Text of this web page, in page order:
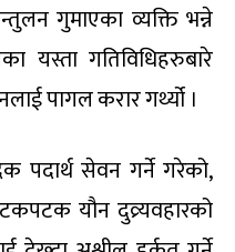
गुमाएका व्यक्ति भन्ने
यस्ता गतिविधिहरुबारे
पागल करार गर्थ्यो ।
पदार्थ सेवन गर्ने गरेको,
यौन दुव्र्यवहारको